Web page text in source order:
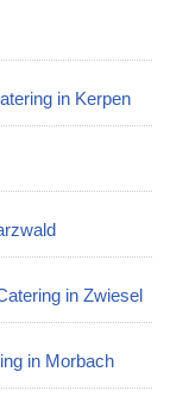
in Kerpen
in Zwiesel
in Morbach